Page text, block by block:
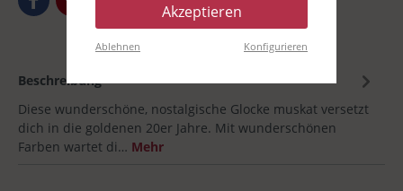
Beschreibung
Diese wunderschöne, nostalgische Glocke muskat versetzt
dich in die goldenen 20er Jahre. Mit wunderschönen
Farben wartet di… Mehr
Akzeptieren
Ablehnen Konfigurieren